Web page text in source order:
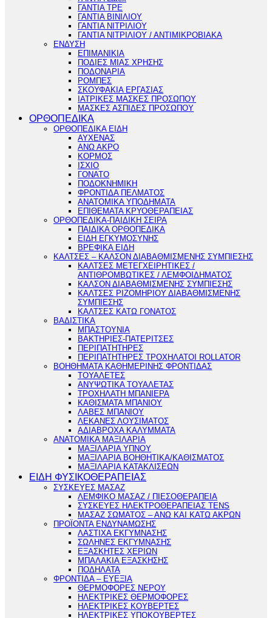
ΓΑΝΤΙΑ TPE
ΓΑΝΤΙΑ ΒΙΝΙΛΙΟΥ
ΓΑΝΤΙΑ ΝΙΤΡΙΛΙΟΥ
ΓΑΝΤΙΑ ΝΙΤΡΙΛΙΟΥ / ΑΝΤΙΜΙΚΡΟΒΙΑΚΑ
ΕΝΔΥΣΗ
ΕΠΙΜΑΝΙΚΙΑ
ΠΟΔΙΕΣ ΜΙΑΣ ΧΡΗΣΗΣ
ΠΟΔΟΝΑΡΙΑ
ΡΟΜΠΕΣ
ΣΚΟΥΦΑΚΙΑ ΕΡΓΑΣΙΑΣ
ΙΑΤΡΙΚΕΣ ΜΑΣΚΕΣ ΠΡΟΣΩΠΟΥ
ΜΑΣΚΕΣ ΑΣΠΙΔΕΣ ΠΡΟΣΩΠΟΥ
ΟΡΘΟΠΕΔΙΚΑ
ΟΡΘΟΠΕΔΙΚΑ ΕΙΔΗ
ΑΥΧΕΝΑΣ
ΑΝΩ ΑΚΡΟ
ΚΟΡΜΟΣ
ΙΣΧΙΟ
ΓΟΝΑΤΟ
ΠΟΔΟΚΝΗΜΙΚΗ
ΦΡΟΝΤΙΔΑ ΠΕΛΜΑΤΟΣ
ΑΝΑΤΟΜΙΚΑ ΥΠΟΔΗΜΑΤΑ
ΕΠΙΘΕΜΑΤΑ ΚΡΥΟΘΕΡΑΠΕΙΑΣ
ΟΡΘΟΠΕΔΙΚΑ-ΠΑΙΔΙΚΗ ΣΕΙΡΑ
ΠΑΙΔΙΚΑ ΟΡΘΟΠΕΔΙΚΑ
ΕΙΔΗ ΕΓΚΥΜΟΣΥΝΗΣ
ΒΡΕΦΙΚΑ ΕΙΔΗ
ΚΑΛΤΣΕΣ – ΚΑΛΣΟΝ ΔΙΑΒΑΘΜΙΣΜΕΝΗΣ ΣΥΜΠΙΕΣΗΣ
ΚΑΛΤΣΕΣ ΜΕΤΕΓΧΕΙΡΗΤΙΚΕΣ /
ΑΝΤΙΘΡΟΜΒΩΤΙΚΕΣ / ΛΕΜΦΟΙΔΗΜΑΤΟΣ
ΚΑΛΣΟΝ ΔΙΑΒΑΘΜΙΣΜΕΝΗΣ ΣΥΜΠΙΕΣΗΣ
ΚΑΛΤΣΕΣ ΡΙΖΟΜΗΡΙΟΥ ΔΙΑΒΑΘΜΙΣΜΕΝΗΣ
ΣΥΜΠΙΕΣΗΣ
ΚΑΛΤΣΕΣ ΚΑΤΩ ΓΟΝΑΤΟΣ
ΒΑΔΙΣΤΙΚΑ
ΜΠΑΣΤΟΥΝΙΑ
ΒΑΚΤΗΡΙΕΣ-ΠΑΤΕΡΙΤΣΕΣ
ΠΕΡΙΠΑΤΗΤΗΡΕΣ
ΠΕΡΙΠΑΤΗΤΗΡΕΣ ΤΡΟΧΗΛΑΤΟΙ ROLLATOR
ΒΟΗΘΗΜΑΤΑ ΚΑΘΗΜΕΡΙΝΗΣ ΦΡΟΝΤΙΔΑΣ
ΤΟΥΑΛΕΤΕΣ
ΑΝΥΨΩΤΙΚΑ ΤΟΥΑΛΕΤΑΣ
ΤΡΟΧΗΛΑΤΗ ΜΠΑΝΙΕΡΑ
ΚΑΘΙΣΜΑΤΑ ΜΠΑΝΙΟΥ
ΛΑΒΕΣ ΜΠΑΝΙΟΥ
ΛΕΚΑΝΕΣ ΛΟΥΣΙΜΑΤΟΣ
ΑΔΙΑΒΡΟΧΑ ΚΑΛΥΜΜΑΤΑ
ΑΝΑΤΟΜΙΚΑ ΜΑΞΙΛΑΡΙΑ
ΜΑΞΙΛΑΡΙΑ ΥΠΝΟΥ
ΜΑΞΙΛΑΡΙΑ ΒΟΗΘΗΤΙΚΑ/ΚΑΘΙΣΜΑΤΟΣ
ΜΑΞΙΛΑΡΙΑ ΚΑΤΑΚΛΙΣΕΩΝ
ΕΙΔΗ ΦΥΣΙΚΟΘΕΡΑΠΕΙΑΣ
ΣΥΣΚΕΥΕΣ ΜΑΣΑΖ
ΛΕΜΦΙΚΟ ΜΑΣΑΖ / ΠΙΕΣΟΘΕΡΑΠΕΙΑ
ΣΥΣΚΕΥΕΣ ΗΛΕΚΤΡΟΘΕΡΑΠΕΙΑΣ TENS
ΜΑΣΑΖ ΣΩΜΑΤΟΣ – ΑΝΩ ΚΑΙ ΚΑΤΩ ΑΚΡΩΝ
ΠΡΟΪΟΝΤΑ ΕΝΔΥΝΑΜΩΣΗΣ
ΛΑΣΤΙΧΑ ΕΚΓΥΜΝΑΣΗΣ
ΣΩΛΗΝΕΣ ΕΚΓΥΜΝΑΣΗΣ
ΕΞΑΣΚΗΤΕΣ ΧΕΡΙΩΝ
ΜΠΑΛΑΚΙΑ ΕΞΑΣΚΗΣΗΣ
ΠΟΔΗΛΑΤΑ
ΦΡΟΝΤΙΔΑ – ΕΥΕΞΙΑ
ΘΕΡΜΟΦΟΡΕΣ ΝΕΡΟΥ
ΗΛΕΚΤΡΙΚΕΣ ΘΕΡΜΟΦΟΡΕΣ
ΗΛΕΚΤΡΙΚΕΣ ΚΟΥΒΕΡΤΕΣ
ΗΛΕΚΤΡΙΚΕΣ ΥΠΟΚΟΥΒΕΡΤΕΣ